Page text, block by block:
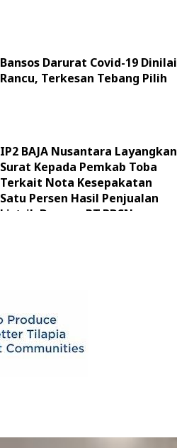
Bansos Darurat Covid-19 Dinilai
Rancu, Terkesan Tebang Pilih
IP2 BAJA Nusantara Layangkan
Surat Kepada Pemkab Toba
Terkait Nota Kesepakatan
Satu Persen Hasil Penjualan
Listrik Dengan PT.BDSN